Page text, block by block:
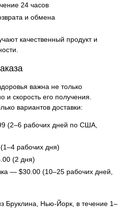
24 часов
и обмена
качественный продукт и
важна не только
и скорость его получения.
вариантов доставки:
(2–6 рабочих дней по США,
рабочих дня)
(2 дня)
— $30.00 (10–25 рабочих дней,
Бруклина, Нью-Йорк, в течение 1–